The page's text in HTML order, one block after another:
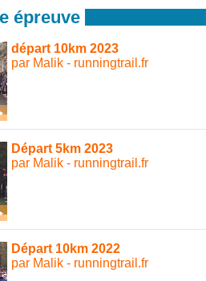
épreuve
départ 10km 2023
par Malik - runningtrail.fr
Départ 5km 2023
par Malik - runningtrail.fr
Départ 10km 2022
par Malik - runningtrail.fr